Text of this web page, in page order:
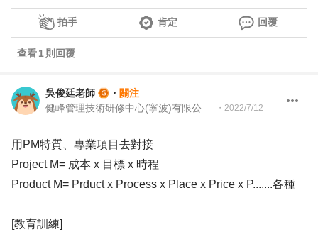
拍手 肯定 回覆
查看1 則回覆
吳俊廷老師 ・ 關注
・ 2022/7/12
用PM特質、專業項目去對接
Project M= 成本 x 目標 x 時程
Product M= Prduct x Process x Place x Price x P.......各種
[教育訓練]